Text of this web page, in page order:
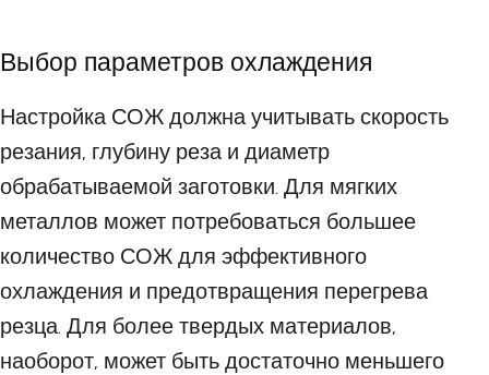
Выбор параметров охлаждения
Настройка СОЖ должна учитывать скорость
резания, глубину реза и диаметр
обрабатываемой заготовки. Для мягких
металлов может потребоваться большее
количество СОЖ для эффективного
охлаждения и предотвращения перегрева
резца. Для более твердых материалов,
наоборот, может быть достаточно меньшего